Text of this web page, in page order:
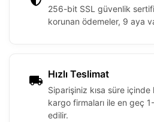
256-bit SSL güvenlik
korunan ödemeler, 9 aya
Hızlı Teslimat
Siparişiniz kısa süre içinde
kargo firmaları ile en geç
edilir.